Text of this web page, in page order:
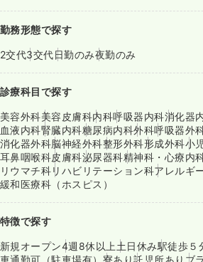
勤務形態で探す
2交代3交代日勤のみ夜勤のみ
診療科目で探す
美容外科美容皮膚科内科呼吸器内科消化器
血液内科腎臓内科糖尿病内科外科呼吸器外
消化器外科脳神経外科整形外科形成外科小
耳鼻咽喉科皮膚科泌尿器科精神科・心療内
リウマチ科リハビリテーション科アレルギ
緩和医療科（ホスピス）
特徴で探す
新規オープン4週8休以上 土日休み駅徒歩５